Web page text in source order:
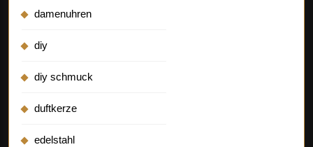
damenuhren
diy
diy schmuck
duftkerze
edelstahl